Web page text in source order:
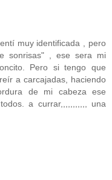
muy identificada , pero
sonrisas" , ese sera mi
Pero si tengo que
a carcajadas, haciendo
de mi cabeza ese
a currar,,,,,,,,,,, una